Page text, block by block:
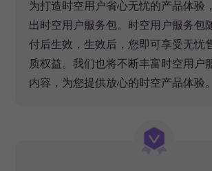
为打造时空用户省心无忧的产品体验
出时空用户服务包。时空用户服务包
付后生效，生效后，您即可享受无忧
质权益。我们也将不断丰富时空用户
内容，为您提供放心的时空产品体验。